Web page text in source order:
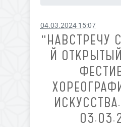
04.03.2024 15:07
"НАВСТРЕЧУ
Й